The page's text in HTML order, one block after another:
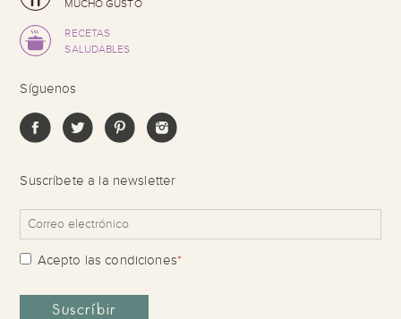
MUCHO GUSTO
RECETAS
SALUDABLES
Síguenos
Suscríbete a la newsletter
Acepto las condiciones*